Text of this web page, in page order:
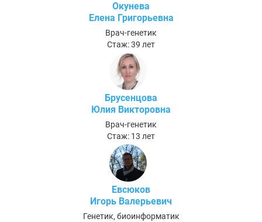
Окунева
Елена Григорьевна
Врач-генетик
Стаж: 39 лет
Брусенцова
Юлия Викторовна
Врач-генетик
Стаж: 13 лет
Евсюков
Игорь Валерьевич
Генетик, биоинформатик